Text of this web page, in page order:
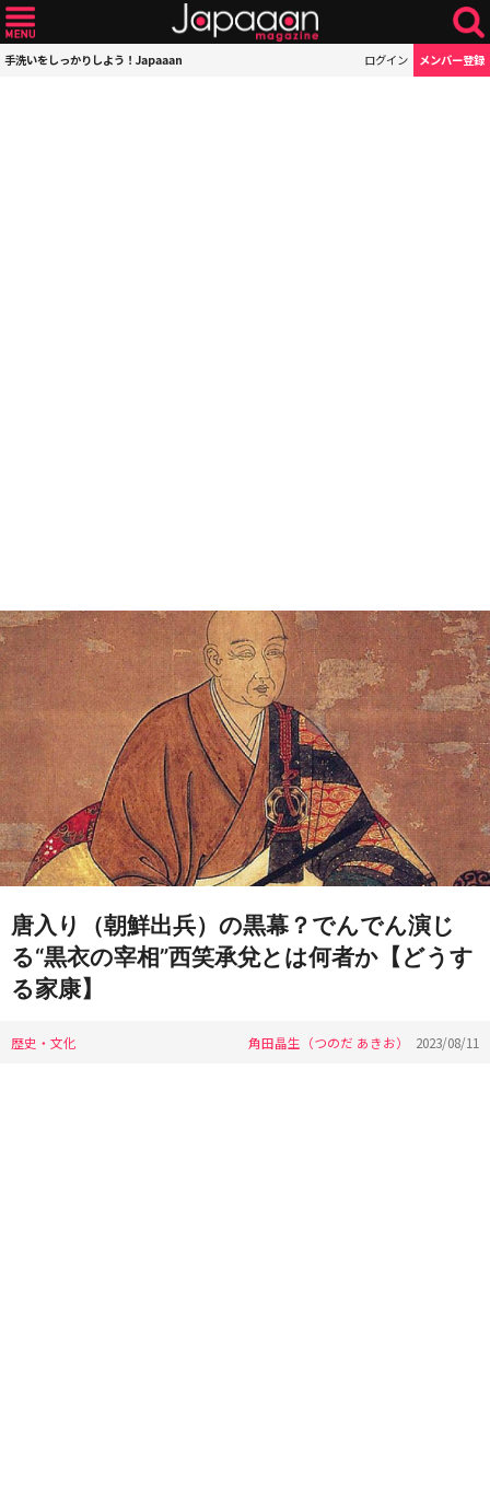
手洗いをしっかりしよう！Japaaan ログイン メンバー登録
唐入り（朝鮮出兵）の黒幕？でんでん演じ
る“黒衣の宰相”西笑承兌とは何者か【どうす
る家康】
歴史・文化 角田晶生（つのだ あきお） 2023/08/11